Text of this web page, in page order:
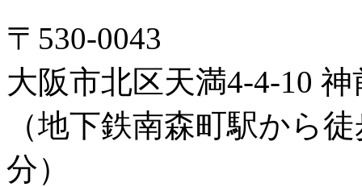
〒530-0043
大阪市北区天満4-4-10
（地下鉄南森町駅から
分）